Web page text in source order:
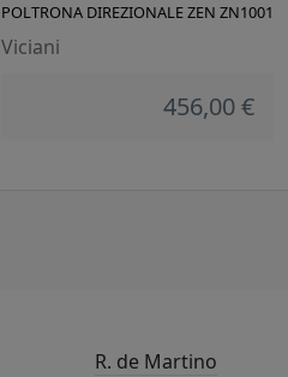
POLTRONA DIREZIONALE ZEN ZN1001
Viciani
456,00 €
R. de Martino